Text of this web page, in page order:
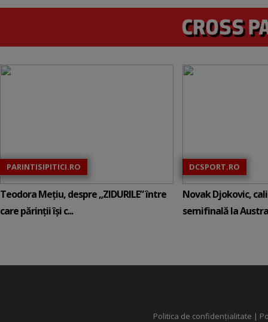
PARINTISIPITICI.RO
Teodora Mețiu, despre „ZIDURILE” între
care părinții își c...
DCSPORT.RO
Novak Djokovic,
semifinală la
Politica de confidențialitate |